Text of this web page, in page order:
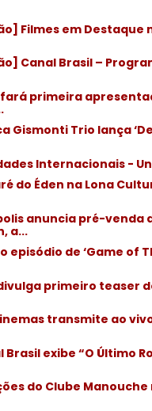
Filmes em Destaque
Canal Brasil –
fará primeira
Gismonti Trio lança
Internacionais -
do Éden na Lona
anuncia pré-venda
a...
episódio de ‘Game of
primeiro teaser
transmite ao
Brasil exibe “O Último
do Clube Manouche